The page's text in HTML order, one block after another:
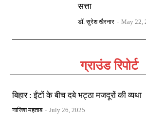
सत्ता
डॉ. सुरेश खैरनार - May 22,
ग्राउंड रिपोर्ट
बिहार : ईंटों के बीच दबे भट्ठा मजदूरों की व्यथा
नाजिश महताब - July 26, 2025